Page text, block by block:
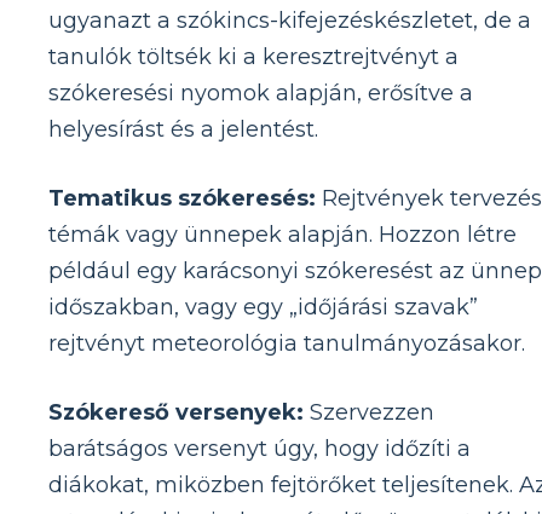
ugyanazt a szókincs-kifejezéskészletet, de a
tanulók töltsék ki a keresztrejtvényt a
szókeresési nyomok alapján, erősítve a
helyesírást és a jelentést.
Tematikus szókeresés: Rejtvények
témák vagy ünnepek alapján. Hozzon létre
például egy karácsonyi szókeresést az
időszakban, vagy egy „időjárási szavak”
rejtvényt meteorológia tanulmányozásakor.
Szókereső versenyek: Szervezzen
barátságos versenyt úgy, hogy időzíti a
diákokat, miközben fejtörőket teljesítenek.